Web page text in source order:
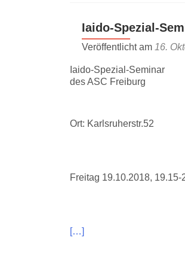
Iaido-Spezial-
Veröffentlicht am 16.
Iaido-Spezial-Seminar
des ASC Freiburg
Ort: Karlsruherstr.52
Freitag 19.10.2018, 19.15-
[…]